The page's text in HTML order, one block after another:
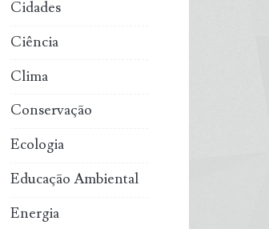
Cidades
Ciência
Clima
Conservação
Ecologia
Educação Ambiental
Energia